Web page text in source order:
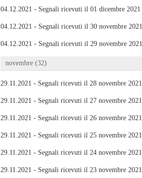
04.12.2021 - Segnali ricevuti il 01 dicembre 2021
04.12.2021 - Segnali ricevuti il 30 novembre 2021
04.12.2021 - Segnali ricevuti il 29 novembre 2021
novembre (32)
29.11.2021 - Segnali ricevuti il 28 novembre 2021
29.11.2021 - Segnali ricevuti il 27 novembre 2021
29.11.2021 - Segnali ricevuti il 26 novembre 2021
29.11.2021 - Segnali ricevuti il 25 novembre 2021
29.11.2021 - Segnali ricevuti il 24 novembre 2021
29.11.2021 - Segnali ricevuti il 23 novembre 2021